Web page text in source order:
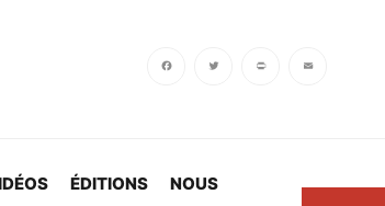
ÉDITIONS NOUS